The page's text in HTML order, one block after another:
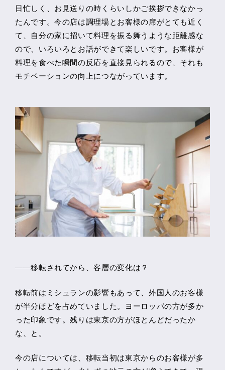
日忙しく、お見送りの時くらいしかご挨拶できなかっ
たんです。今の店は調理場とお客様の席がとても近く
て、自分の家に招いて料理を振る舞うような距離感な
ので、いろいろとお話ができて楽しいです。お客様が
料理を食べた瞬間の反応を直接見られるので、それも
モチベーションの向上につながっています。
――移転されてから、客層の変化は？
移転前はミシュランの影響もあって、外国人のお客様
が半分ほどを占めていました。ヨーロッパの方が多か
った印象です。残りは東京の方がほとんどだったか
な、と。
今の店については、移転当初は東京からのお客様が多